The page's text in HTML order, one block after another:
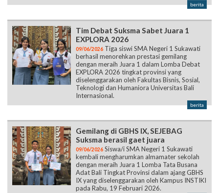
berita
Tim Debat Suksma Sabet Juara 1
EXPLORA 2026
09/06/2026 Tiga siswi SMA Negeri 1 Sukawati
berhasil menorehkan prestasi gemilang
dengan meraih Juara 1 dalam Lomba Debat
EXPLORA 2026 tingkat provinsi yang
diselenggarakan oleh Fakultas Bisnis, Sosial,
Teknologi dan Humaniora Universitas Bali
Internasional.
berita
Gemilang di GBHS IX, SEJEBAG
Suksma berasil gaet juara
09/06/2026 Siswa/i SMA Negeri 1 Sukawati
kembali mengharumkan almamater sekolah
dengan meraih Juara 1 Lomba Tata Busana
Adat Bali Tingkat Provinsi dalam ajang GBHS
IX yang diselenggarakan oleh Kampus INSTIKI
pada Rabu, 19 Februari 2026.